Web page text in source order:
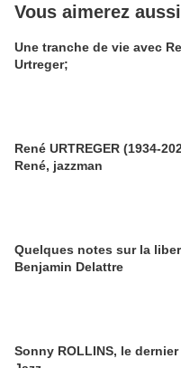
Vous aimerez aussi
Une tranche de vie avec
Urtreger;
René URTREGER (1934-
René, jazzman
Quelques notes sur la
Benjamin Delattre
Sonny ROLLINS, le